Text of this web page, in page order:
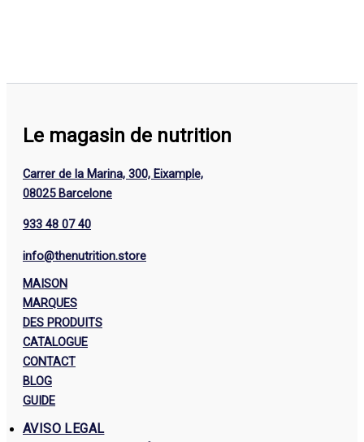
Le magasin de nutrition
Carrer de la Marina, 300, Eixample,
08025 Barcelone
933 48 07 40
info@thenutrition.store
MAISON
MARQUES
DES PRODUITS
CATALOGUE
CONTACT
BLOG
GUIDE
AVISO LEGAL